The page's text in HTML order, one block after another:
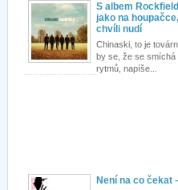
S albem
jako na
chvíli nudí
Chinaski, to je
by se, že se smíchá
rytmů, napíše...
Není na co čekat